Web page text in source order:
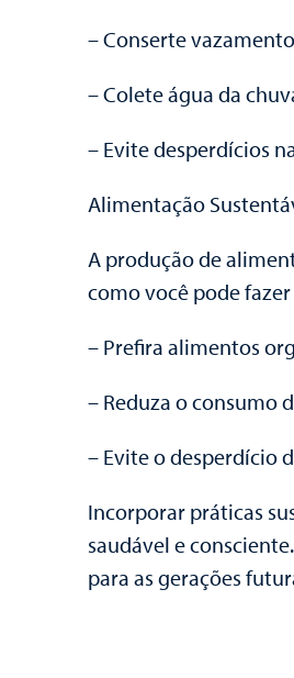
– Conserte
– Colete água da
– Evite desperdícios
Alimentação
A produção de
como você pode
– Prefira alimentos
– Reduza o consumo
– Evite o desperdício
Incorporar práticas
saudável e
para as gerações